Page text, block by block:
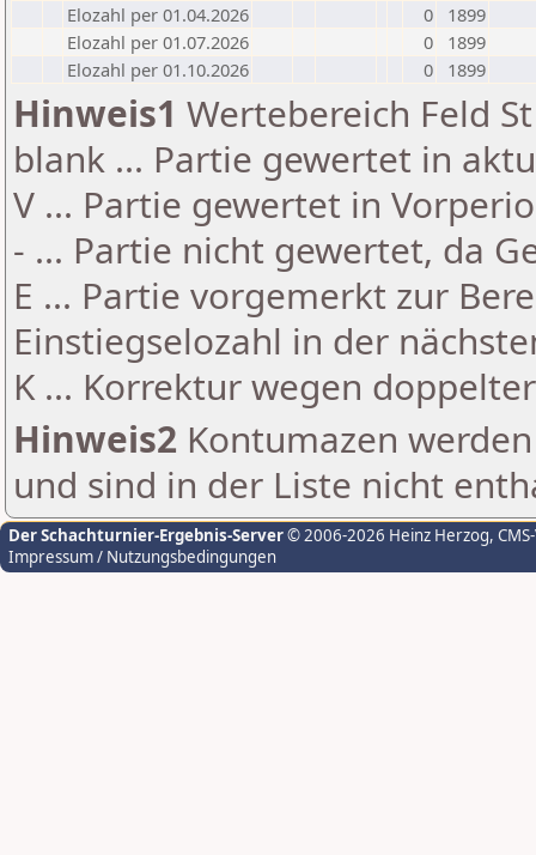
Elozahl per 01.04.2026
0
1899
Elozahl per 01.07.2026
0
1899
Elozahl per 01.10.2026
0 1899
Hinweis1 Wertebereich Feld
blank ... Partie gewertet in
V ... Partie gewertet in
- ... Partie nicht gewertet, da
E ... Partie vorgemerkt zur
Einstiegselozahl in der
K ... Korrektur wegen
Hinweis2 Kontumazen
und sind in der Liste nicht
Der Schachturnier-Ergebnis-Server© 2006-2026 Heinz Herzog,
Impressum / Nutzungsbedingungen